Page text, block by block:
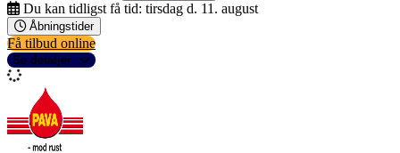
Du kan tidligst få tid: tirsdag d. 11. august
Åbningstider
Få tilbud online
Se detaljer